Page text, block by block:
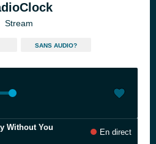
Stream
SANS AUDIO?
Without You
En direct